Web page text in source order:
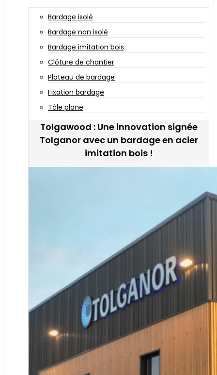
Bardage isolé
Bardage non isolé
Bardage imitation bois
Clôture de chantier
Plateau de bardage
Fixation bardage
Tôle plane
Tolgawood : Une innovation signée
Tolganor avec un bardage en acier
imitation bois !